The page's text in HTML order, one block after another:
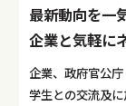
最新動向を一
企業と気軽に
企業、政府官公
学生との交流及